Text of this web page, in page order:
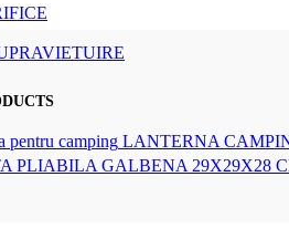
LANTERNA
PLIABILA GALBENA 29X29X28